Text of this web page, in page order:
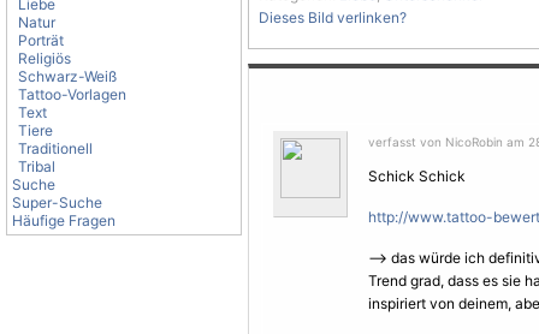
Liebe
Natur
Porträt
Religiös
Schwarz-Weiß
Tattoo-Vorlagen
Text
Tiere
Traditionell
Tribal
Suche
Super-Suche
Häufige Fragen
Dieses Bild verlinken?
verfasst von NicoRobin am
Schick Schick
http://www.tattoo-
--> das würde ich
Trend grad, dass es sie
inspiriert von deinem,